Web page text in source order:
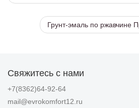
Грунт-эмаль по ржавчине
Свяжитесь с нами
+7(8362)64-92-64
mail@evrokomfort12.ru